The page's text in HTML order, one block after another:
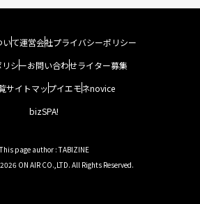
いて運営会社プライバシーポリシー
シーお問い合わせライター募集
サイトマップイエモネnovice
bizSPA!
page author : TABIZINE
ON AIR CO.,LTD. All Rights Reserved.